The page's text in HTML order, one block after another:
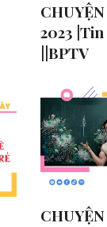
2023
||BPTV